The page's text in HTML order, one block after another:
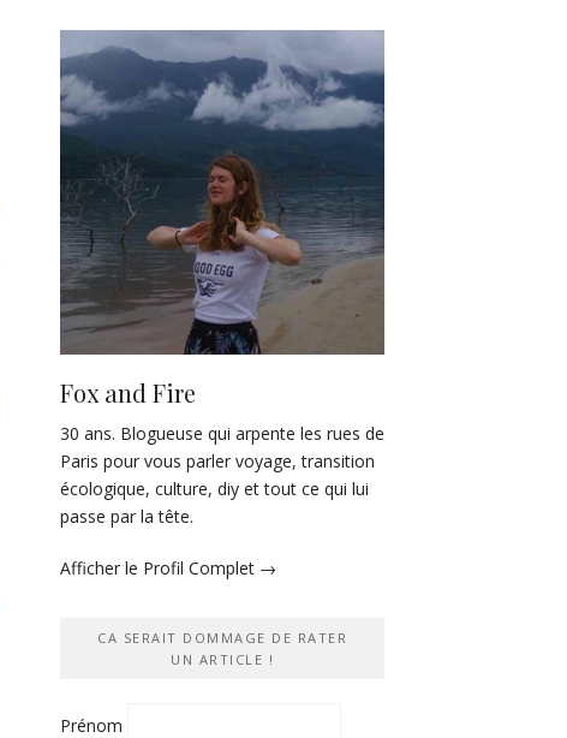
Fox and Fire
30 ans. Blogueuse qui arpente les rues de
Paris pour vous parler voyage, transition
écologique, culture, diy et tout ce qui lui
passe par la tête.
Afficher le Profil Complet →
CA SERAIT DOMMAGE DE RATER
UN ARTICLE !
Prénom